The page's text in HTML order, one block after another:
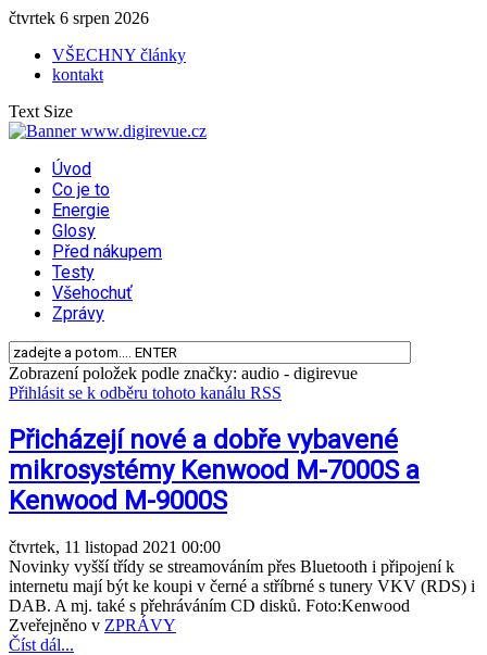
čtvrtek 6 srpen 2026
VŠECHNY články
kontakt
Text Size
Úvod
Co je to
Energie
Glosy
Před nákupem
Testy
Všehochuť
Zprávy
Zobrazení položek podle značky: audio - digirevue
Přihlásit se k odběru tohoto kanálu RSS
Přicházejí nové a dobře vybavené
mikrosystémy Kenwood M-7000S a
Kenwood M-9000S
čtvrtek, 11 listopad 2021 00:00
Novinky vyšší třídy se streamováním přes Bluetooth i připojení k
internetu mají být ke koupi v černé a stříbrné s tunery VKV (RDS) i
DAB. A mj. také s přehráváním CD disků. Foto:Kenwood
Zveřejněno v ZPRÁVY
Číst dál...